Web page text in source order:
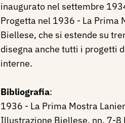
inaugurato nel settembre
Progetta nel 1936 - La Prima
Biellese, che si estende su
disegna anche tutti i progetti
interne.
Bibliografia:
1936 - La Prima Mostra
Illustrazione Biellese, nn. 7-8